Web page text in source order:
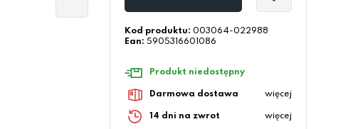
Kod produktu: 003064-022988
Ean: 5905316601086
Produkt niedostępny
Darmowa dostawa więcej
14 dni na zwrot więcej